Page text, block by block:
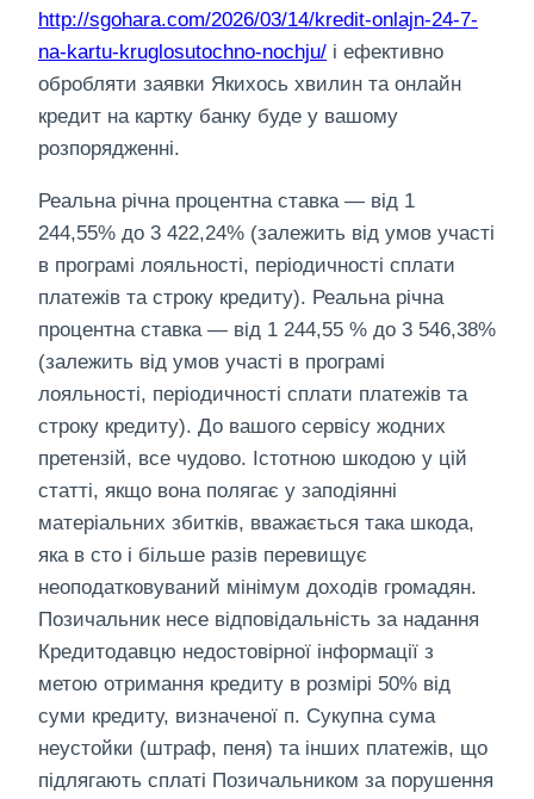
http://sgohara.com/2026/03/14/kredit-onlajn-24-7-
na-kartu-kruglosutochno-nochju/ і ефективно
обробляти заявки Якихось хвилин та онлайн
кредит на картку банку буде у вашому
розпорядженні.
Реальна річна процентна ставка — від 1
244,55% до 3 422,24% (залежить від умов участі
в програмі лояльності, періодичності сплати
платежів та строку кредиту). Реальна річна
процентна ставка — від 1 244,55 % до 3 546,38%
(залежить від умов участі в програмі
лояльності, періодичності сплати платежів та
строку кредиту). До вашого сервісу жодних
претензій, все чудово. Істотною шкодою у цій
статті, якщо вона полягає у заподіянні
матеріальних збитків, вважається така шкода,
яка в сто і більше разів перевищує
неоподатковуваний мінімум доходів громадян.
Позичальник несе відповідальність за надання
Кредитодавцю недостовірної інформації з
метою отримання кредиту в розмірі 50% від
суми кредиту, визначеної п. Сукупна сума
неустойки (штраф, пеня) та інших платежів, що
підлягають сплаті Позичальником за порушення